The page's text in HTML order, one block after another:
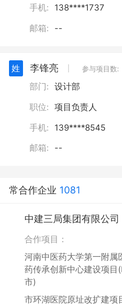
手机: 138****1737
邮箱: --
姓 李锋亮 参与项目数:
部门: 设计部
职位: 项目负责人
手机: 139****8545
邮箱: --
常合作企业 1081
中建三局集团有限公司
合作项目：
河南中医药大学第一附属
药传承创新中心建设项目
市)
市环湖医院原址改扩建项